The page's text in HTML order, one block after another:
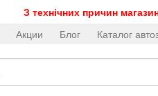
З технічних причин
Акции Блог Каталог